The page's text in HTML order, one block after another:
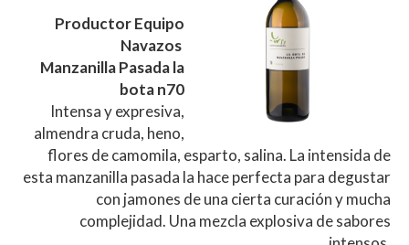
Productor Equipo
Navazos
Manzanilla Pasada la
bota n70
Intensa y expresiva,
almendra cruda, heno,
flores de camomila, esparto, salina. La intensida de
esta manzanilla pasada la hace perfecta para degustar
con jamones de una cierta curación y mucha
complejidad. Una mezcla explosiva de sabores